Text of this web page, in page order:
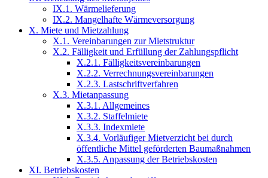
IX.1. Wärmelieferung
IX.2. Mangelhafte Wärmeversorgung
X. Miete und Mietzahlung
X.1. Vereinbarungen zur Mietstruktur
X.2. Fälligkeit und Erfüllung der Zahlungspflicht
X.2.1. Fälligkeitsvereinbarungen
X.2.2. Verrechnungsvereinbarungen
X.2.3. Lastschriftverfahren
X.3. Mietanpassung
X.3.1. Allgemeines
X.3.2. Staffelmiete
X.3.3. Indexmiete
X.3.4. Vorläufiger Mietverzicht bei durch
öffentliche Mittel geförderten Baumaßnahmen
X.3.5. Anpassung der Betriebskosten
XI. Betriebskosten